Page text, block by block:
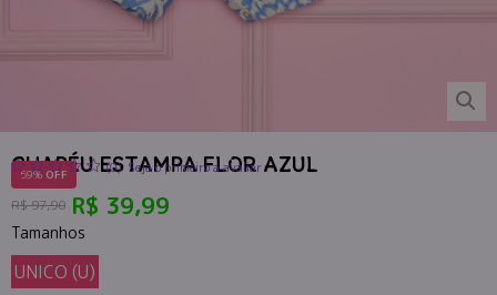
CHAPÉU ESTAMPA FLOR AZUL
(0) Seja o primeiro a avaliar
59% OFF
R$ 97,90 R$ 39,99
Tamanhos
UNICO (U)